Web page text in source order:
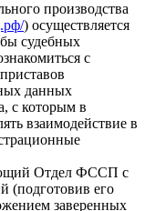
производства
) осуществляется
судебных
с
данных
с которым в
взаимодействие в
Отдел ФССП с
(подготовив его
заверенных